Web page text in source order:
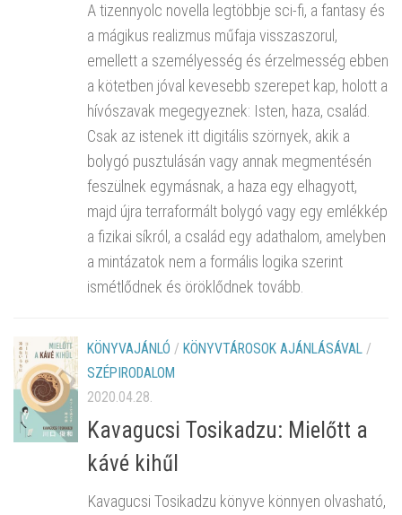
A tizennyolc novella legtöbbje sci-fi, a fantasy és
a mágikus realizmus műfaja visszaszorul,
emellett a személyesség és érzelmesség ebben
a kötetben jóval kevesebb szerepet kap, holott a
hívószavak megegyeznek: Isten, haza, család.
Csak az istenek itt digitális szörnyek, akik a
bolygó pusztulásán vagy annak megmentésén
feszülnek egymásnak, a haza egy elhagyott,
majd újra terraformált bolygó vagy egy emlékkép
a fizikai síkról, a család egy adathalom, amelyben
a mintázatok nem a formális logika szerint
ismétlődnek és öröklődnek tovább.
KÖNYVAJÁNLÓ / KÖNYVTÁROSOK AJÁNLÁSÁVAL /
SZÉPIRODALOM
2020.04.28.
Kavagucsi Tosikadzu: Mielőtt a
kávé kihűl
Kavagucsi Tosikadzu könyve könnyen olvasható,